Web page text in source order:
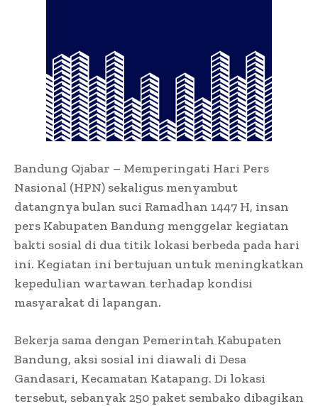
​Bandung Qjabar – Memperingati Hari Pers
Nasional (HPN) sekaligus menyambut
datangnya bulan suci Ramadhan 1447 H, insan
pers Kabupaten Bandung menggelar kegiatan
bakti sosial di dua titik lokasi berbeda pada hari
ini. Kegiatan ini bertujuan untuk meningkatkan
kepedulian wartawan terhadap kondisi
masyarakat di lapangan.
​Bekerja sama dengan Pemerintah Kabupaten
Bandung, aksi sosial ini diawali di Desa
Gandasari, Kecamatan Katapang. Di lokasi
tersebut, sebanyak 250 paket sembako dibagikan